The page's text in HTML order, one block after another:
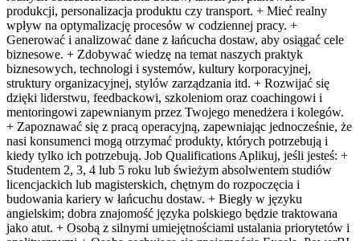
produkcji, personalizacja produktu czy transport. + Mieć realny
wpływ na optymalizację procesów w codziennej pracy. +
Generować i analizować dane z łańcucha dostaw, aby osiągać cele
biznesowe. + Zdobywać wiedzę na temat naszych praktyk
biznesowych, technologi i systemów, kultury korporacyjnej,
struktury organizacyjnej, stylów zarządzania itd. + Rozwijać się
dzięki liderstwu, feedbackowi, szkoleniom oraz coachingowi i
mentoringowi zapewnianym przez Twojego menedżera i kolegów.
+ Zapoznawać się z pracą operacyjną, zapewniając jednocześnie, że
nasi konsumenci mogą otrzymać produkty, których potrzebują i
kiedy tylko ich potrzebują. Job Qualifications Aplikuj, jeśli jesteś: +
Studentem 2, 3, 4 lub 5 roku lub świeżym absolwentem studiów
licencjackich lub magisterskich, chętnym do rozpoczęcia i
budowania kariery w łańcuchu dostaw. + Biegły w języku
angielskim; dobra znajomość języka polskiego będzie traktowana
jako atut. + Osobą z silnymi umiejętnościami ustalania priorytetów i